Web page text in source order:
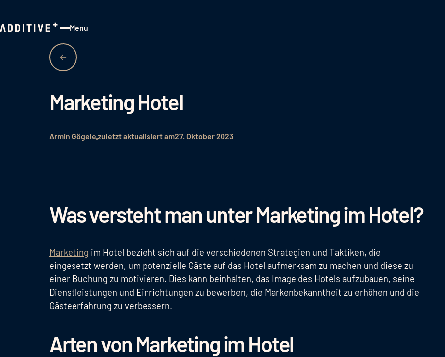
Menu
Marketing Hotel
Armin Gögele zuletzt aktualisiert am27. Oktober 2023
Was versteht man unter Marketing im Hotel?
Marketing im Hotel bezieht sich auf die verschiedenen Strategien und Taktiken, die
eingesetzt werden, um potenzielle Gäste auf das Hotel aufmerksam zu machen und diese zu
einer Buchung zu motivieren. Dies kann beinhalten, das Image des Hotels aufzubauen, seine
Dienstleistungen und Einrichtungen zu bewerben, die Markenbekanntheit zu erhöhen und die
Gästeerfahrung zu verbessern.
Arten von Marketing im Hotel